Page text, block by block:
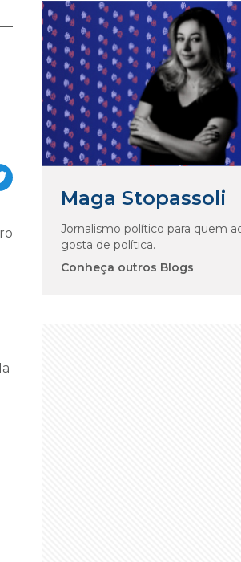
Maga Stopassoli
Jornalismo político para quem
gosta de política.
Conheça outros Blogs